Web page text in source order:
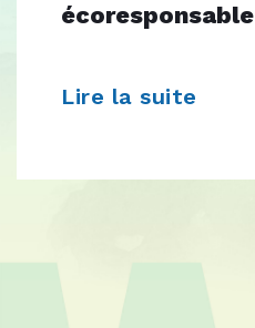
écoresponsable
Lire la suite